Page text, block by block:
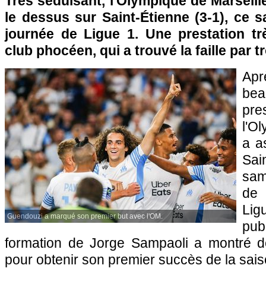
le dessus sur Saint-Étienne (3-1), ce
journée de Ligue 1. Une prestation
club phocéen, qui a trouvé la faille par
Guendouzi a marqué son premier but avec l'OM.
a
de
formation de Jorge Sampaoli a montré
pour obtenir son premier succès de la